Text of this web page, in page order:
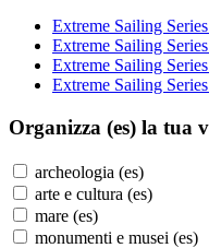
Extreme Sailing
Extreme Sailing
Extreme Sailing
Extreme Sailing
Organizza (es) la tua
archeologia (es)
arte e cultura (es)
mare (es)
monumenti e musei (es)